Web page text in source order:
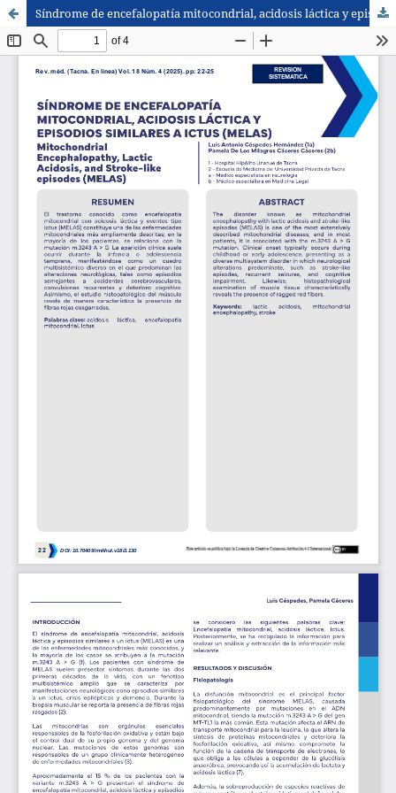
Síndrome de encefalopatía mitocondrial, acidosis láctica y episodios similares a ictus (MELAS)